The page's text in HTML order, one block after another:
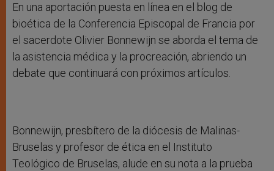
En una aportación puesta en línea en el blog de
bioética de la Conferencia Episcopal de Francia por
el sacerdote Olivier Bonnewijn se aborda el tema de
la asistencia médica y la procreación, abriendo un
debate que continuará con próximos artículos.
Bonnewijn, presbítero de la diócesis de Malinas-
Bruselas y profesor de ética en el Instituto
Teológico de Bruselas, alude en su nota a la prueba